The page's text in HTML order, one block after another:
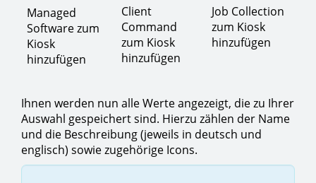
Managed
Software zum
Kiosk
hinzufügen
Client
Command
zum Kiosk
hinzufügen
Job Collection
zum Kiosk
hinzufügen
Ihnen werden nun alle Werte angezeigt, die zu Ihrer
Auswahl gespeichert sind. Hierzu zählen der Name
und die Beschreibung (jeweils in deutsch und
englisch) sowie zugehörige Icons.